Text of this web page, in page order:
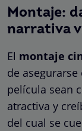
Montaje:
narrativa
El montaje
de
película sean
atractiva y
del cual se